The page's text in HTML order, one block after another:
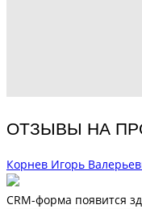
ОТЗЫВЫ НА
Корнев Игорь
CRM-форма появится